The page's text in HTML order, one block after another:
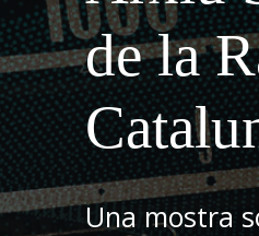
de la
Una mostra